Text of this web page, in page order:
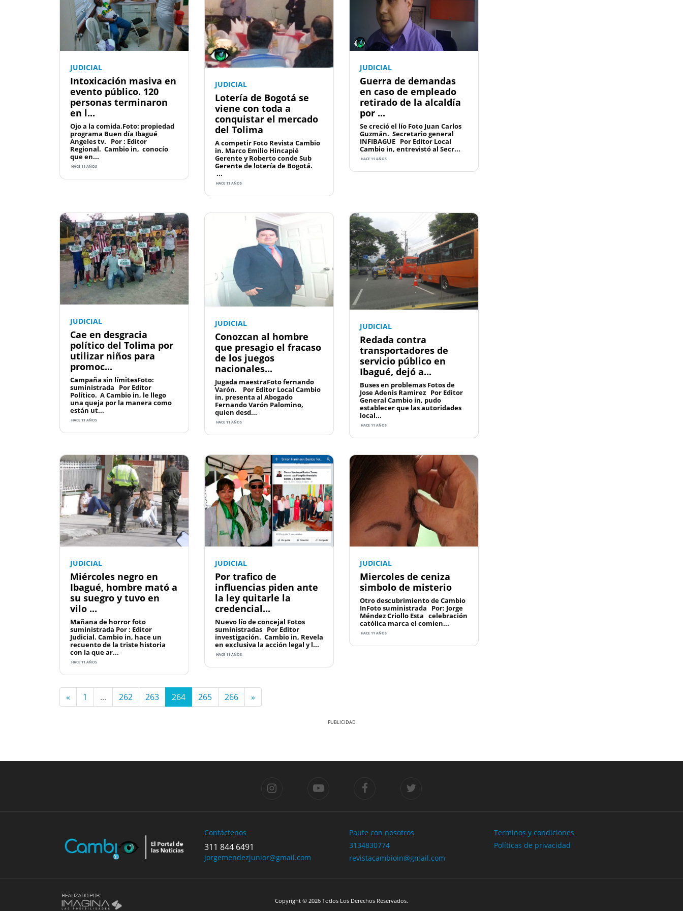
JUDICIAL
Intoxicación masiva en
evento público. 120
personas terminaron
en l...
Ojo a la comida.Foto: propiedad
programa Buen día Ibagué
Angeles tv. Por : Editor
Regional. Cambio in, conocío
que en...
HACE 11 AÑOS
JUDICIAL
Lotería de Bogotá se
viene con toda a
conquistar el mercado
del Tolima
A competir Foto Revista Cambio
in. Marco Emilio Hincapié
Gerente y Roberto conde Sub
Gerente de lotería de Bogotá.
...
HACE 11 AÑOS
JUDICIAL
Guerra de demandas
en caso de empleado
retirado de la alcaldía
por ...
Se creció el lío Foto Juan Carlos
Guzmán. Secretario general
INFIBAGUE Por Editor Local
Cambio in, entrevistó al Secr...
HACE 11 AÑOS
JUDICIAL
Cae en desgracia
político del Tolima por
utilizar niños para
promoc...
Campaña sin límitesFoto:
suministrada Por Editor
Político. A Cambio in, le llego
una queja por la manera como
están ut...
HACE 11 AÑOS
JUDICIAL
Conozcan al hombre
que presagio el fracaso
de los juegos
nacionales...
Jugada maestraFoto fernando
Varón. Por Editor Local Cambio
in, presenta al Abogado
Fernando Varón Palomino,
quien desd...
HACE 11 AÑOS
JUDICIAL
Redada contra
transportadores de
servicio público en
Ibagué, dejó a...
Buses en problemas Fotos de
Jose Adenis Ramirez Por Editor
General Cambio in, pudo
establecer que las autoridades
local...
HACE 11 AÑOS
JUDICIAL
Miércoles negro en
Ibagué, hombre mató a
su suegro y tuvo en
vilo ...
Mañana de horror foto
suministrada Por : Editor
Judicial. Cambio in, hace un
recuento de la triste historia
con la que ar...
HACE 11 AÑOS
JUDICIAL
Por trafico de
influencias piden ante
la ley quitarle la
credencial...
Nuevo lío de concejal Fotos
suministradas Por Editor
investigación. Cambio in, Revela
en exclusiva la acción legal y l...
HACE 11 AÑOS
JUDICIAL
Miercoles de ceniza
simbolo de misterio
Otro descubrimiento de Cambio
InFoto suministrada Por: Jorge
Méndez Criollo Esta celebración
católica marca el comien...
HACE 11 AÑOS
« 1 ... 262 263 264 265 266 »
Contáctenos
311 844 6491
jorgemendezjunior@gmail.com
Paute con nosotros
3134830774
revistacambioin@gmail.com
Terminos y condiciones
Políticas de privacidad
Copyright © 2026 Todos Los Derechos Reservados.